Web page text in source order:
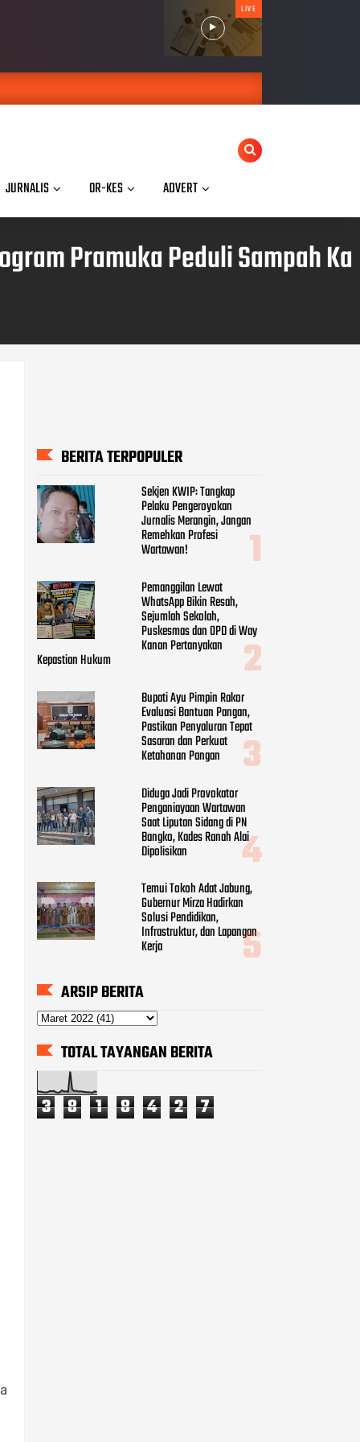
LIVE
JURNALIS OR-KES ADVERT
Pramuka Peduli Sampah Ka
BERITA TERPOPULER
Sekjen KWIP: Tangkap
Pelaku Pengeroyokan
Jurnalis Merangin, Jangan
Remehkan Profesi
Wartawan!
Pemanggilan Lewat
WhatsApp Bikin Resah,
Sejumlah Sekolah,
Puskesmas dan OPD di Way
Kanan Pertanyakan
Kepastian Hukum
Bupati Ayu Pimpin Rakor
Evaluasi Bantuan Pangan,
Pastikan Penyaluran Tepat
Sasaran dan Perkuat
Ketahanan Pangan
Diduga Jadi Provokator
Penganiayaan Wartawan
Saat Liputan Sidang di PN
Bangko, Kades Ranah Alai
Dipolisikan
Temui Tokoh Adat Jabung,
Gubernur Mirza Hadirkan
Solusi Pendidikan,
Infrastruktur, dan Lapangan
Kerja
ARSIP BERITA
TOTAL TAYANGAN BERITA
3 8 1 8 4 2 7